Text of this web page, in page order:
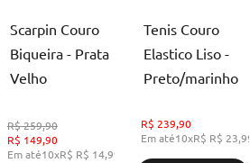
Scarpin Couro
Biqueira - Prata
Velho
R$259,90
R$ 149,90
Em até10xR$ R$ 14,99
Tenis Couro
Elastico Liso -
Preto/marinho
R$ 239,90
Em até10xR$ R$ 23,99